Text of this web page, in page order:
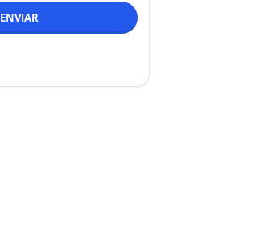
ENVIAR